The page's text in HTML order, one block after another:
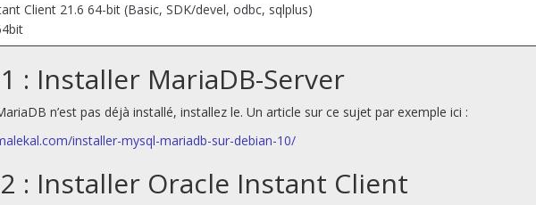
Client 21.6 64-bit (Basic, SDK/devel, odbc, sqlplus)
: Installer MariaDB-Server
n’est pas déjà installé, installez le. Un article sur ce sujet par exemple ici :
installer-mysql-mariadb-sur-debian-10/
: Installer Oracle Instant Client